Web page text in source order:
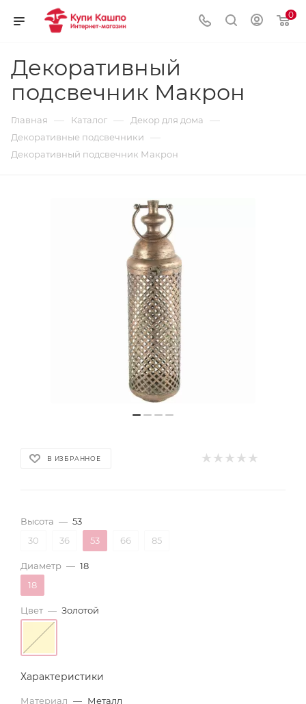
0
Декоративный
подсвечник Макрон
Главная — Каталог — Декор для дома —
Декоративные подсвечники —
Декоративный подсвечник Макрон
В ИЗБРАННОЕ
Высота — 53
30
36 53 66 85
Диаметр — 18
18
Цвет — Золотой
Характеристики
Материал — Металл